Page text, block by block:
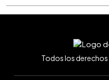
Todos los